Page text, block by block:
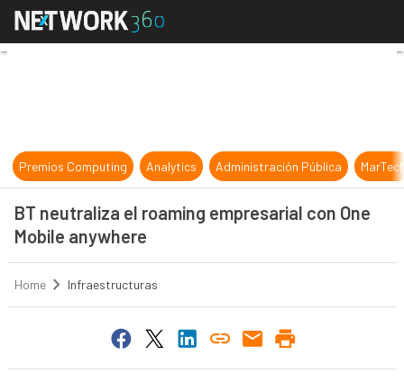
BT neutraliza el roaming
Premios Computing Analytics Administración Pública
BT neutraliza el roaming empresarial con One
Mobile anywhere
Home Infraestructuras